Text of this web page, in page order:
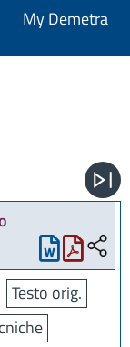
My Demetra
Testo orig.